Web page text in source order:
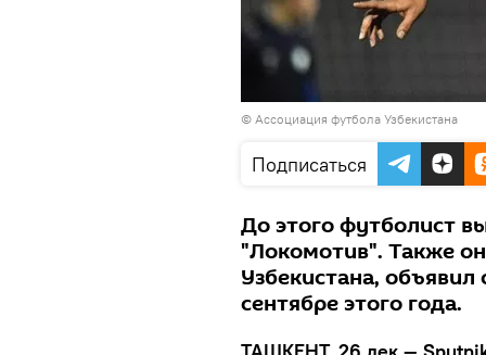
© Ассоциация футбола Узбекистана
Подписаться
До этого футболист
"Локомотив". Также
Узбекистана,
сентябре этого года.